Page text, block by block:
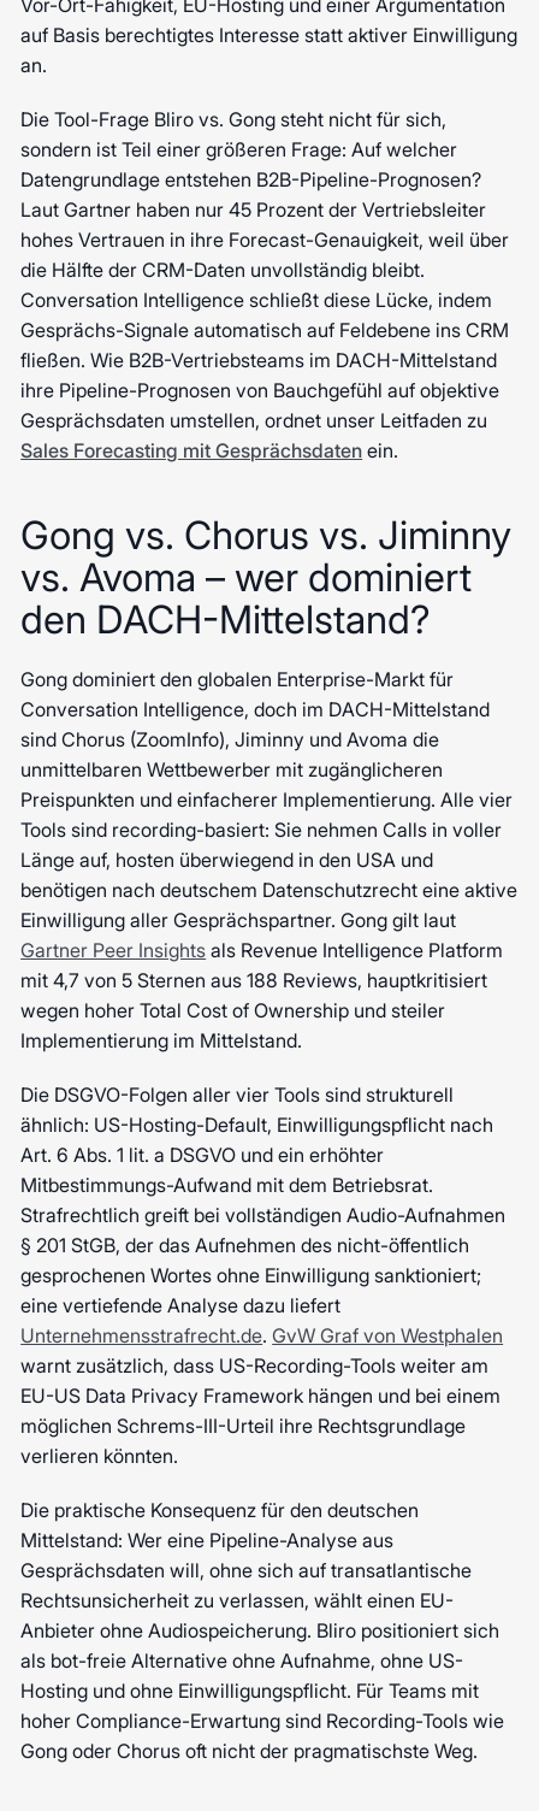
Vor-Ort-Fähigkeit, EU-Hosting und einer Argumentation
auf Basis berechtigtes Interesse statt aktiver Einwilligung
an.
Die Tool-Frage Bliro vs. Gong steht nicht für sich,
sondern ist Teil einer größeren Frage: Auf welcher
Datengrundlage entstehen B2B-Pipeline-Prognosen?
Laut Gartner haben nur 45 Prozent der Vertriebsleiter
hohes Vertrauen in ihre Forecast-Genauigkeit, weil über
die Hälfte der CRM-Daten unvollständig bleibt.
Conversation Intelligence schließt diese Lücke, indem
Gesprächs-Signale automatisch auf Feldebene ins CRM
fließen. Wie B2B-Vertriebsteams im DACH-Mittelstand
ihre Pipeline-Prognosen von Bauchgefühl auf objektive
Gesprächsdaten umstellen, ordnet unser Leitfaden zu
Sales Forecasting mit Gesprächsdaten ein.
Gong vs. Chorus vs. Jiminny
vs. Avoma – wer dominiert
den DACH-Mittelstand?
Gong dominiert den globalen Enterprise-Markt für
Conversation Intelligence, doch im DACH-Mittelstand
sind Chorus (ZoomInfo), Jiminny und Avoma die
unmittelbaren Wettbewerber mit zugänglicheren
Preispunkten und einfacherer Implementierung. Alle vier
Tools sind recording-basiert: Sie nehmen Calls in voller
Länge auf, hosten überwiegend in den USA und
benötigen nach deutschem Datenschutzrecht eine aktive
Einwilligung aller Gesprächspartner. Gong gilt laut
Gartner Peer Insights als Revenue Intelligence Platform
mit 4,7 von 5 Sternen aus 188 Reviews, hauptkritisiert
wegen hoher Total Cost of Ownership und steiler
Implementierung im Mittelstand.
Die DSGVO-Folgen aller vier Tools sind strukturell
ähnlich: US-Hosting-Default, Einwilligungspflicht nach
Art. 6 Abs. 1 lit. a DSGVO und ein erhöhter
Mitbestimmungs-Aufwand mit dem Betriebsrat.
Strafrechtlich greift bei vollständigen Audio-Aufnahmen
§ 201 StGB, der das Aufnehmen des nicht-öffentlich
gesprochenen Wortes ohne Einwilligung sanktioniert;
eine vertiefende Analyse dazu liefert
Unternehmensstrafrecht.de.GvW Graf von Westphalen
warnt zusätzlich, dass US-Recording-Tools weiter am
EU-US Data Privacy Framework hängen und bei einem
möglichen Schrems-III-Urteil ihre Rechtsgrundlage
verlieren könnten.
Die praktische Konsequenz für den deutschen
Mittelstand: Wer eine Pipeline-Analyse aus
Gesprächsdaten will, ohne sich auf transatlantische
Rechtsunsicherheit zu verlassen, wählt einen EU-
Anbieter ohne Audiospeicherung. Bliro positioniert sich
als bot-freie Alternative ohne Aufnahme, ohne US-
Hosting und ohne Einwilligungspflicht. Für Teams mit
hoher Compliance-Erwartung sind Recording-Tools wie
Gong oder Chorus oft nicht der pragmatischste Weg.